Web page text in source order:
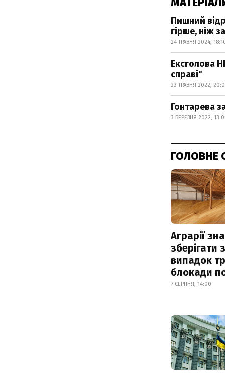
Пишний
гірше, ніж
24 ТРАВНЯ 2024,
Ексголова
справі"
23 ТРАВНЯ 2022,
Гонтарева
3 БЕРЕЗНЯ 2022,
ГОЛОВНЕ
Аграрії
зберігати
випадок
блокади
7 СЕРПНЯ, 14:00